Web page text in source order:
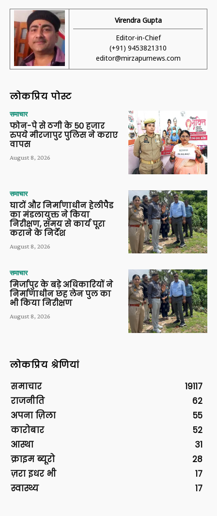
Virendra Gupta
Editor-in-Chief
(+91) 9453821310
editor@mirzapurnews.com
लोकप्रिय पोस्ट
समाचार
फोन-पे से ठगी के 50 हजार
रुपये मीरजापुर पुलिस ने कराए
वापस
August 8, 2026
समाचार
घाटों और निर्माणाधीन हेलीपैड
का मंडलायुक्त ने किया
निरीक्षण, समय से कार्य पूरा
कराने के निर्देश
August 8, 2026
समाचार
मिर्जापुर के बड़े अधिकारियों ने
निर्माणाधीन छह लेन पुल का
भी किया निरीक्षण
August 8, 2026
लोकप्रिय श्रेणियां
समाचार
19117
राजनीति
62
अपना ज़िला
55
कारोबार
52
आस्था
31
क्राइम ब्यूरो
28
ज़रा इधर भी
17
स्वास्थ्य
17